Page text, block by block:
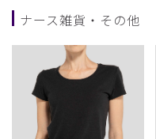
ナース雑貨・その他